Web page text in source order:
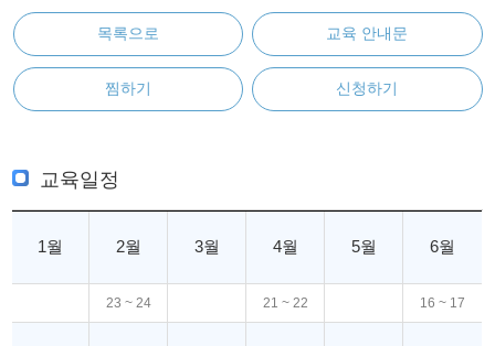
목록으로 교육 안내문
찜하기 신청하기
교육일정
1월 2월 3월 4월 5월 6월
23 ~ 24 21 ~ 22 16 ~ 17